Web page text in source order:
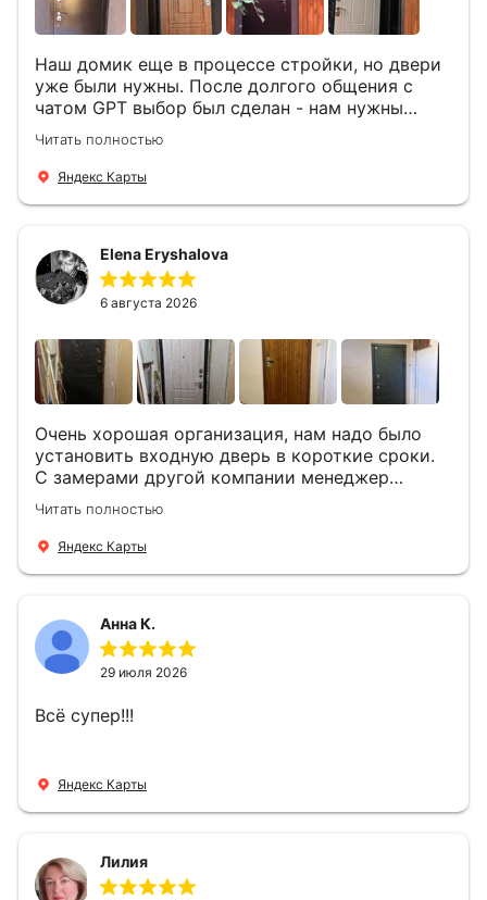
Наш домик еще в процессе стройки, но двери
уже были нужны. После долгого общения с
чатом GPT выбор был сделан - нам нужны
двери Аргус Термо Композит, которые нашлись
в компании ДвериОпт . Менеджер Филипп
ответил на все вопросы, посчитал стоимость и
установили две двери, ответили на все
вопросы . Выполненной работой мы довольны.
Огромная всем благодарность!
Читать полностью
Яндекс Карты
Elena Eryshalova
6 августа 2026
Очень хорошая организация, нам надо было
установить входную дверь в короткие сроки.
С замерами другой компании менеджер
компании Филлип, быстро предоставил нам
варианты дверей, монтаж тоже был очень
четкий, позвонили, согласовали и установили
Читать полностью
Яндекс Карты
Анна К.
29 июля 2026
Всё супер!!!
Яндекс Карты
Лилия